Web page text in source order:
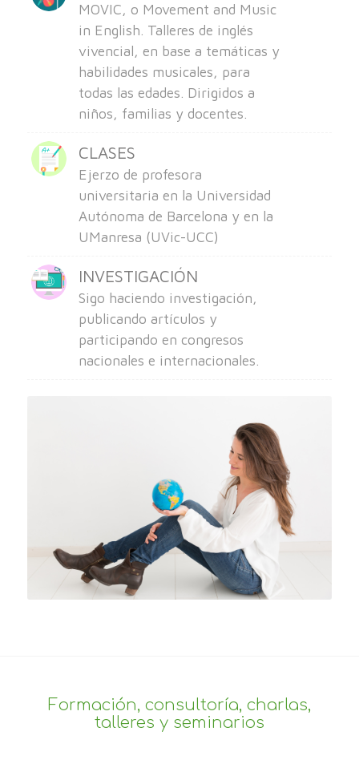
MOVIC, o Movement and Music
in English. Talleres de inglés
vivencial, en base a temáticas y
habilidades musicales, para
todas las edades. Dirigidos a
niños, familias y docentes.
CLASES
Ejerzo de profesora
universitaria en la Universidad
Autónoma de Barcelona y en la
UManresa (UVic-UCC)
INVESTIGACIÓN
Sigo haciendo investigación,
publicando artículos y
participando en congresos
nacionales e internacionales.
Formación, consultoría, charlas,
talleres y seminarios